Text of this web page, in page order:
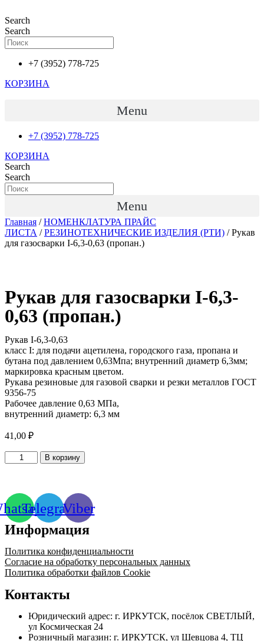
к
содержимому
Search
Search
+7 (3952) 778-725
КОРЗИНА
Menu
+7 (3952) 778-725
КОРЗИНА
Search
Search
Menu
Главная /НОМЕНКЛАТУРА ПРАЙС
ЛИСТА /РЕЗИНОТЕХНИЧЕСКИЕ ИЗДЕЛИЯ (РТИ) / Рукав
для газосварки I-6,3-0,63 (пропан.)
Рукав для газосварки I-6,3-
0,63 (пропан.)
Рукав I-6,3-0,63
класс I: для подачи ацетилена, городского газа, пропана и
бутана под давлением 0,63Мпа; внутренний диаметр 6,3мм;
маркировка красным цветом.
Рукава резиновые для газовой сварки и резки металлов ГОСТ
9356-75
Рабочее давление 0,63 МПа,
внутренний диаметр: 6,3 мм
41,00 ₽
Количество
товара
газосварки
I-
6,3-
0,63
(пропан.)
В корзину
TelegramViber
Информация
Политика конфиденциальности
Согласие на обработку персональных данных
Политика обработки файлов Cookie
Контакты
Юридический адрес: г. ИРКУТСК, посёлок СВЕТЛЫЙ,
ул Космическая 24
Розничный магазин: г. ИРКУТСК, ул Шевцова 4, ТЦ